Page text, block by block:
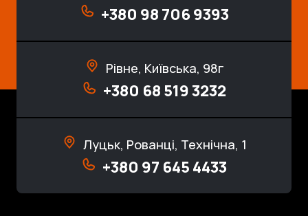
+380 98 706 9393
Рівне, Київська, 98г
+380 68 519 3232
Луцьк, Рованці, Технічна, 1
+380 97 645 4433